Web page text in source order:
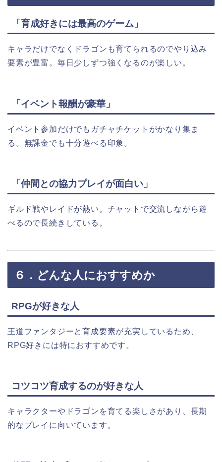
「育成好きには最高のゲーム」
キャラだけでなくドラゴンも育てられるのでやり込み
要素が豊富。毎日少しずつ強くなるのが楽しい。
「イベント報酬が豪華」
イベント参加だけでもガチャチケットがかなり集ま
る。無課金でも十分遊べる印象。
「仲間との協力プレイが面白い」
ギルド戦やレイドが熱い。チャットで交流しながら遊
べるので長続きしている。
６．どんな人におすすめか
RPGが好きな人
王道ファンタジーと育成要素が充実しているため、
RPG好きには特におすすめです。
コツコツ育成するのが好きな人
キャラクターやドラゴンを育てる楽しさがあり、長期
的なプレイに向いています。